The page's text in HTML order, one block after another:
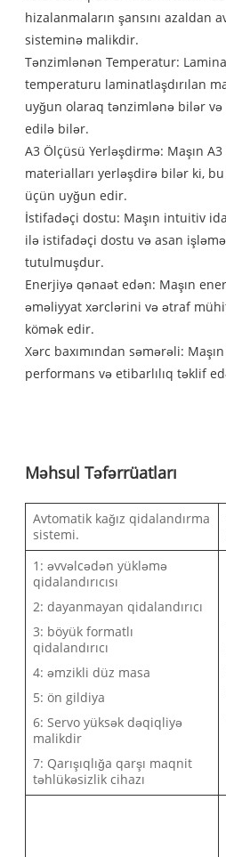
hizalanmaların şansını azaldan
sisteminə malikdir.
Tənzimlənən Temperatur:
temperaturu laminatlaşdırılan
uyğun olaraq tənzimlənə bilər
edilə bilər.
A3 Ölçüsü Yerləşdirmə: Maşın
materialları yerləşdirə bilər ki,
üçün uyğun edir.
İstifadəçi dostu: Maşın intuitiv
ilə istifadəçi dostu və asan
tutulmuşdur.
Enerjiyə qənaət edən: Maşın
əməliyyat xərclərini və ətraf
kömək edir.
Xərc baxımından səmərəli:
performans və etibarlılıq təklif
Məhsul Təfərrüatları
Avtomatik kağız qidalandırma
sistemi.
1: əvvəlcədən yükləmə
qidalandırıcısı
2: dayanmayan qidalandırıcı
3: böyük formatlı
qidalandırıcı
4: əmzikli düz masa
5: ön gildiya
6: Servo yüksək dəqiqliyə
malikdir
7: Qarışıqlığa qarşı maqnit
təhlükəsizlik cihazı